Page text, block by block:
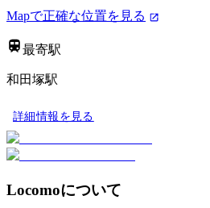
Mapで正確な位置を見る
最寄駅
和田塚駅
詳細情報を見る
Locomoについて